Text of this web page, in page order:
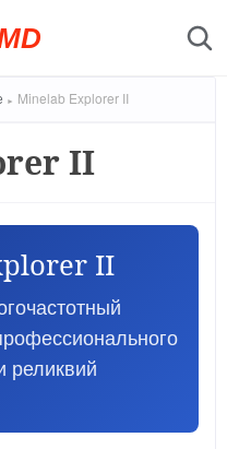
Minelab Explorer II
II
II
реликвий